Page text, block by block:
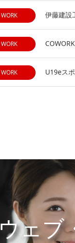
WORK 伊藤建設
WORK
WORK U19eス
ウェブ